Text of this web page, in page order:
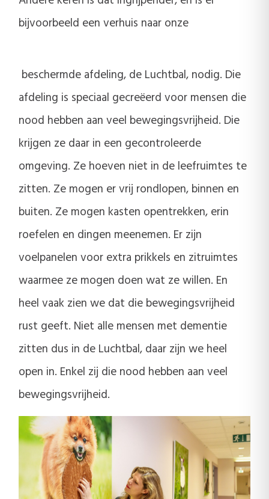
bijvoorbeeld een verhuis naar onze
beschermde afdeling, de Luchtbal, nodig. Die
afdeling is speciaal gecreëerd voor mensen die
nood hebben aan veel bewegingsvrijheid. Die
krijgen ze daar in een gecontroleerde
omgeving. Ze hoeven niet in de leefruimtes te
zitten. Ze mogen er vrij rondlopen, binnen en
buiten. Ze mogen kasten opentrekken, erin
roefelen en dingen meenemen. Er zijn
voelpanelen voor extra prikkels en zitruimtes
waarmee ze mogen doen wat ze willen. En
heel vaak zien we dat die bewegingsvrijheid
rust geeft. Niet alle mensen met dementie
zitten dus in de Luchtbal, daar zijn we heel
open in. Enkel zij die nood hebben aan veel
bewegingsvrijheid.